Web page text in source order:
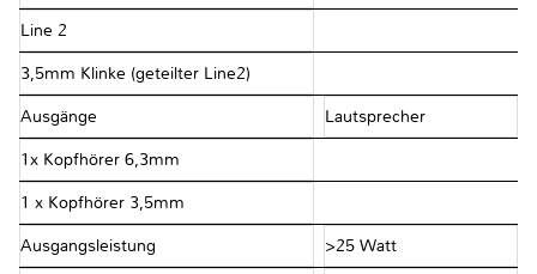
Line 2
3,5mm Klinke (geteilter Line2)
Ausgänge Lautsprecher
1x Kopfhörer 6,3mm
1 x Kopfhörer 3,5mm
Ausgangsleistung >25 Watt